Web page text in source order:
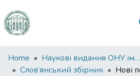
Communities
&
Home
Наукові видання ОНУ імені І. І. Мечникова
Слов’янський збірник